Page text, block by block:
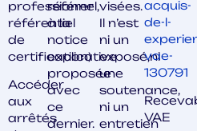
professionnel,
référentiel
de
certification)
Accéder
aux
arrêtés
référer
à la
notice
explicative
proposée
avec
ce
dernier.
visées.
Il n’est
ni un
exposé,ni
une
soutenance,
ni un
entretien
acquis-
de-l-
vae-
130791
VAE